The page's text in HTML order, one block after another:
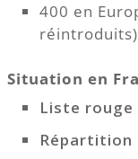
400 en
réintroduits)
Situation en
Liste rouge
Répartition